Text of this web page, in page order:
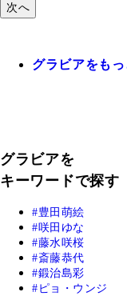
次へ
グラビアをも
グラビアを
キーワードで探す
豊田萌絵
咲田ゆな
藤水咲桜
斎藤恭代
鍛治島彩
ピョ・ウンジ